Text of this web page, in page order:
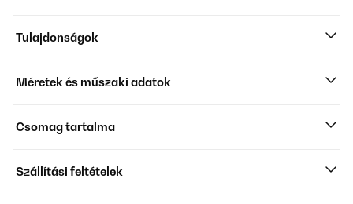
Tulajdonságok
Méretek és műszaki adatok
Csomag tartalma
Szállítási feltételek